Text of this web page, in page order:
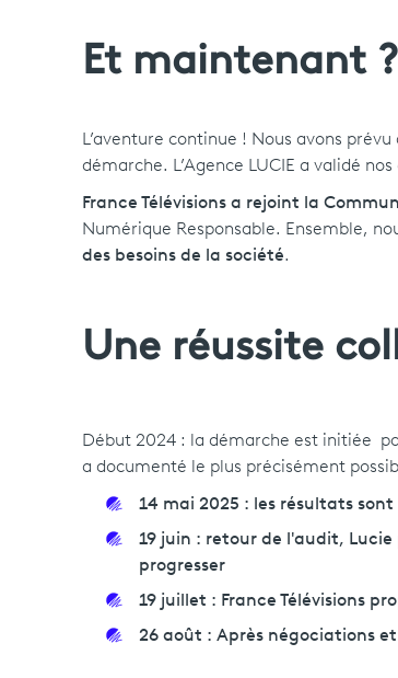
Et maintenant ?
L’aventure continue ! Nous avons
démarche. L’Agence LUCIE a validé
France Télévisions a rejoint la
Numérique Responsable. Ensemble,
des besoins de la société.
Une réussite
Début 2024 : la démarche est initiée
a documenté le plus précisément
14 mai 2025 : les résultats
19 juin : retour de l'audit, Lucie
progresser
19 juillet : France Télévisions
26 août : Après négociations